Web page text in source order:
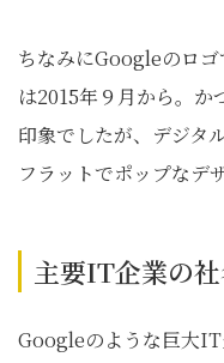
ちなみにGoogleのロ
は2015年９月から。か
印象でしたが、デジタ
フラットでポップなデ
主要IT企業の
Googleのような巨大